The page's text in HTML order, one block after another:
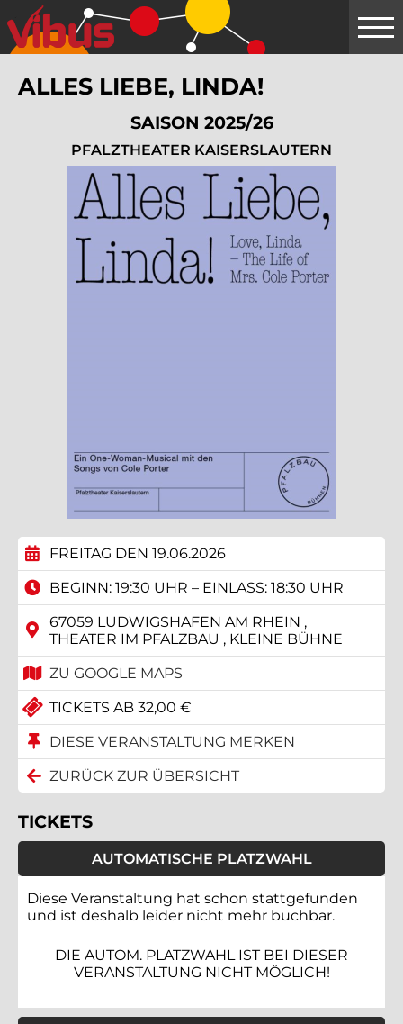
Springe
zum
Hauptinhalt
ALLES LIEBE, LINDA!
SAISON 2025/26
PFALZTHEATER KAISERSLAUTERN
FREITAG DEN 19.06.2026
BEGINN: 19:30 UHR – EINLASS: 18:30 UHR
67059 LUDWIGSHAFEN AM RHEIN ,
THEATER IM PFALZBAU , KLEINE BÜHNE
ZU GOOGLE MAPS
TICKETS AB 32,00 €
DIESE VERANSTALTUNG MERKEN
ZURÜCK ZUR ÜBERSICHT
TICKETS
AUTOMATISCHE PLATZWAHL
Diese Veranstaltung hat schon stattgefunden
und ist deshalb leider nicht mehr buchbar.
DIE AUTOM. PLATZWAHL IST BEI DIESER
VERANSTALTUNG NICHT MÖGLICH!